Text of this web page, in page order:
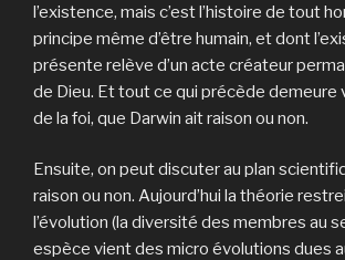
l’existence, mais c’est l’histoire de tout
principe même d’être humain, et dont
présente relève d’un acte créateur
de Dieu. Et tout ce qui précède demeure
de la foi, que Darwin ait raison ou non.
Ensuite, on peut discuter au plan
raison ou non. Aujourd’hui la théorie
l’évolution (la diversité des membres au
espèce vient des micro évolutions dues